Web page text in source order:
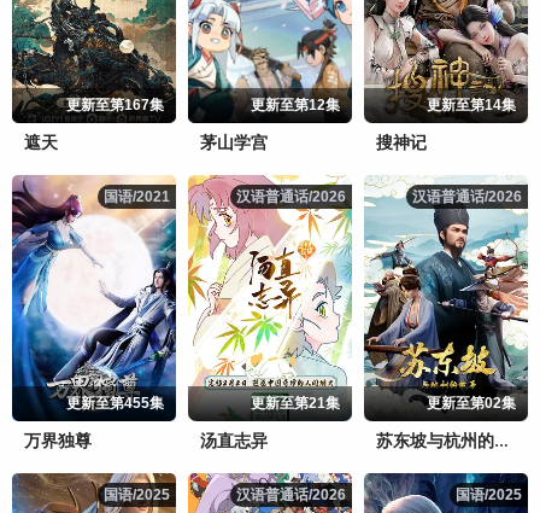
更新至第167集
遮天
更新至第12集
茅山学宫
更新至第14集
搜神记
国语/2021
国语/2021
更新至第455集
万界独尊
汉语普通话/2026
汉语普通话/2026
更新至第21集
汤直志异
汉语普通话/2026
汉语普通话/2026
更新至第02集
苏东坡与杭州的故事
国语/2025
国语/2025 汉语普通话/2026
汉语普通话/2026 国语/2025
国语/2025